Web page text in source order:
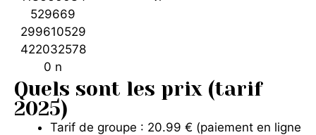
Quels sont les prix (tarif
2025)
Tarif de groupe : 20.99 € (paiement en ligne